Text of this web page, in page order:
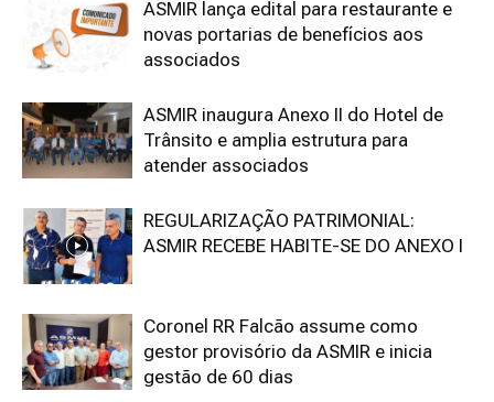
ASMIR lança edital para restaurante e
novas portarias de benefícios aos
associados
ASMIR inaugura Anexo II do Hotel de
Trânsito e amplia estrutura para
atender associados
REGULARIZAÇÃO PATRIMONIAL:
ASMIR RECEBE HABITE-SE DO ANEXO I
Coronel RR Falcão assume como
gestor provisório da ASMIR e inicia
gestão de 60 dias